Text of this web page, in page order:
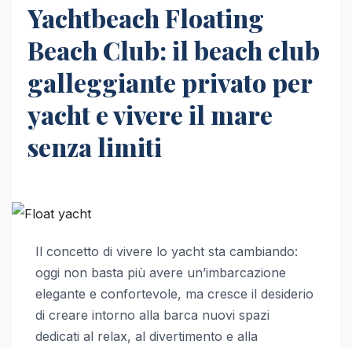
Yachtbeach Floating
Beach Club: il beach club
galleggiante privato per
yacht e vivere il mare
senza limiti
Il concetto di vivere lo yacht sta cambiando:
oggi non basta più avere un’imbarcazione
elegante e confortevole, ma cresce il desiderio
di creare intorno alla barca nuovi spazi
dedicati al relax, al divertimento e alla